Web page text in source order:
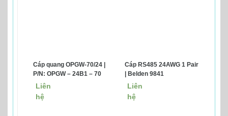
Cáp quang OPGW-70/24 |
P/N: OPGW – 24B1 – 70
Liên
hệ
Cáp RS485 24AWG 1 Pair
| Belden 9841
Liên
hệ